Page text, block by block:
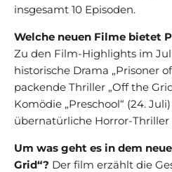
insgesamt 10 Episoden.
Welche neuen Filme bietet
Zu den Film-Highlights im
historische Drama „Prisoner
packende Thriller „Off the
Komödie „Preschool“ (24.
übernatürliche Horror-Thriller
Um was geht es in dem
Grid“? Der film erzählt die